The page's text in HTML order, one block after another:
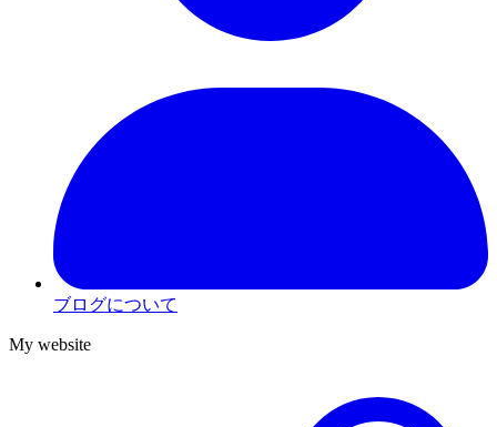
ブログについて
My website